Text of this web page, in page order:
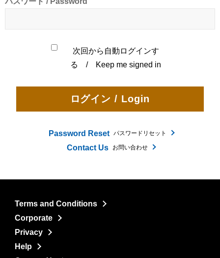
次回から自動ログインす
る / Keep me signed in
Password Reset パスワードリセット
Contact Us お問い合わせ
Terms and Conditions
Corporate
Privacy
Help